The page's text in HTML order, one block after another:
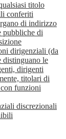
titolo
conferiti
di indirizzo
pubbliche di
dirigenziali (da
distinguano le
dirigenti
titolari di
funzioni
discrezionali